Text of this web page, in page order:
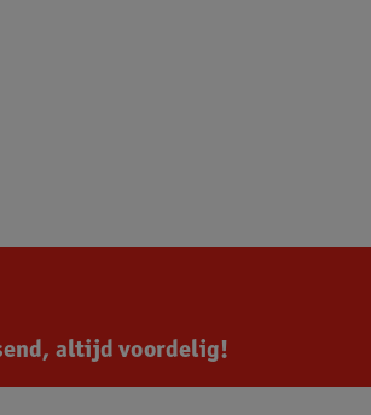
altijd voordelig!